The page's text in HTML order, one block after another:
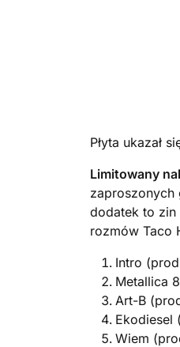
Płyta ukazał
Limitowany
zaproszonych
dodatek to zin
rozmów Taco
Intro
Metallica
Art-B
Ekodiesel
Wiem